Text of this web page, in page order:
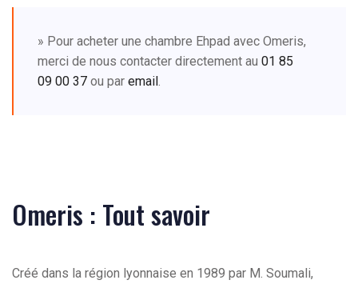
» Pour acheter une chambre Ehpad avec Omeris,
merci de nous contacter directement au 01 85
09 00 37 ou par email
Omeris : Tout savoir
Créé dans la région lyonnaise en 1989 par M. Soumali,